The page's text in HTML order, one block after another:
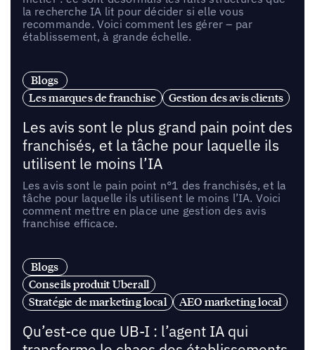
la recherche IA lit pour décider si elle vous
recommande. Voici comment les gérer – par
établissement, à grande échelle.
Blogs
Les marques de franchise
Gestion des avis clients
Les avis sont le plus grand pain point des
franchisés, et la tâche pour laquelle ils
utilisent le moins l’IA
Les avis sont le pain point n°1 des franchisés, et la
tâche pour laquelle ils utilisent le moins l’IA. Voici
comment mettre en place une gestion des avis
franchise efficace.
Blogs
Conseils produit Uberall
Stratégie de marketing local
AEO marketing local
Qu’est-ce que UB-I : l’agent IA qui